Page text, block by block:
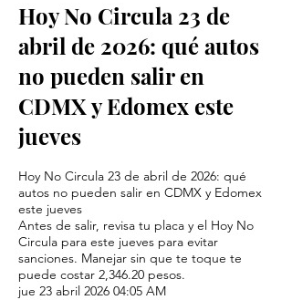
Hoy No Circula 23 de
abril de 2026: qué autos
no pueden salir en
CDMX y Edomex este
jueves
Hoy No Circula 23 de abril de 2026: qué
autos no pueden salir en CDMX y Edomex
este jueves
Antes de salir, revisa tu placa y el Hoy No
Circula para este jueves para evitar
sanciones. Manejar sin que te toque te
puede costar 2,346.20 pesos.
jue 23 abril 2026 04:05 AM